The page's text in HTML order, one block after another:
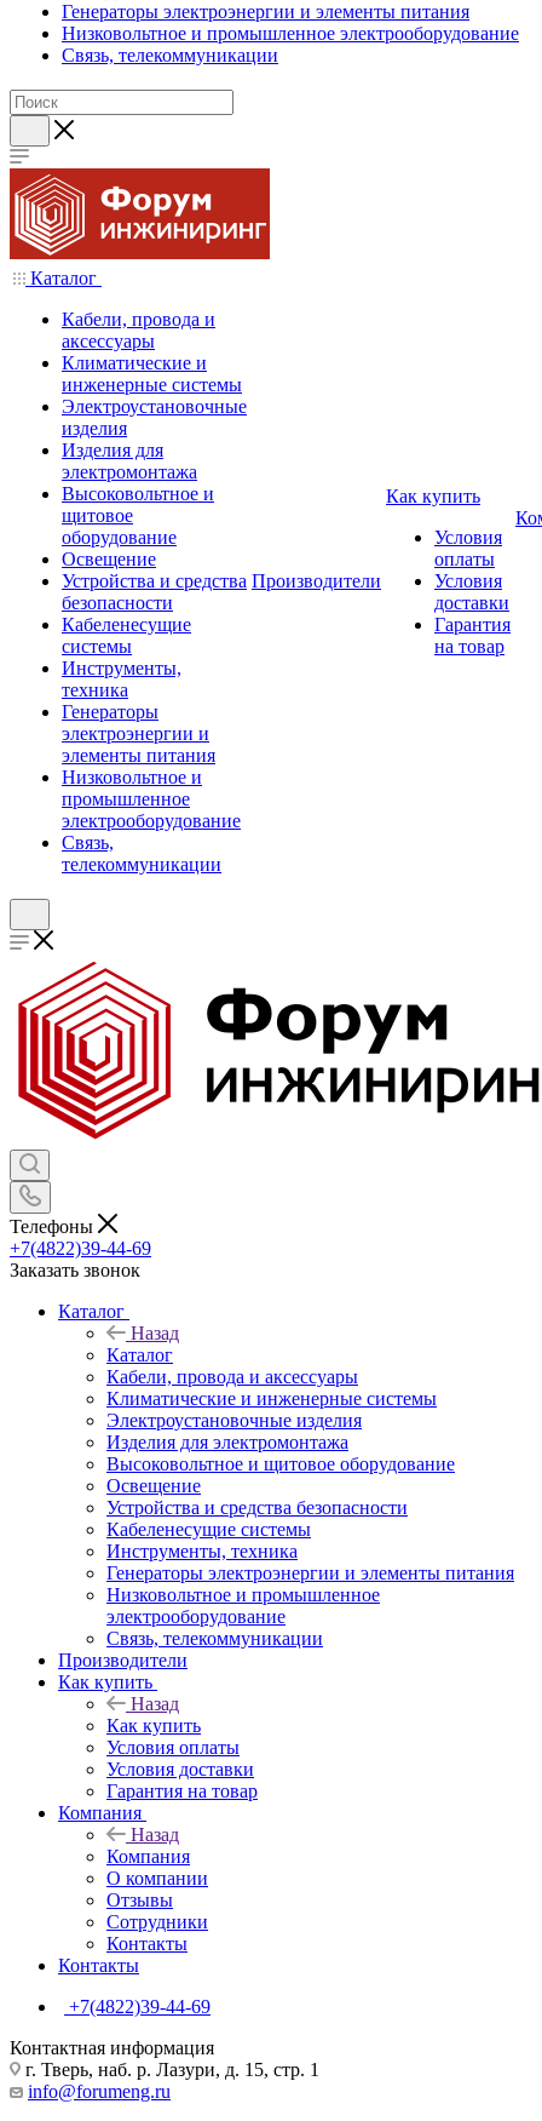
Генераторы электроэнергии и элементы питания
Низковольтное и промышленное электрооборудование
Связь, телекоммуникации
Каталог
Кабели, провода и
аксессуары
Климатические и
инженерные системы
Электроустановочные
изделия
Изделия для
электромонтажа
Высоковольтное и
щитовое
оборудование
Освещение
Устройства и средства
безопасности
Кабеленесущие
системы
Инструменты,
техника
Генераторы
электроэнергии и
элементы питания
Низковольтное и
промышленное
электрооборудование
Связь,
телекоммуникации
Производители
Как купить
Условия
оплаты
Условия
доставки
Гарантия
на товар
Телефоны
+7(4822)39-44-69
Заказать звонок
Каталог
Назад
Каталог
Кабели, провода и аксессуары
Климатические и инженерные системы
Электроустановочные изделия
Изделия для электромонтажа
Высоковольтное и щитовое оборудование
Освещение
Устройства и средства безопасности
Кабеленесущие системы
Инструменты, техника
Генераторы электроэнергии и элементы питания
Низковольтное и промышленное
электрооборудование
Связь, телекоммуникации
Производители
Как купить
Назад
Как купить
Условия оплаты
Условия доставки
Гарантия на товар
Компания
Назад
Компания
О компании
Отзывы
Сотрудники
Контакты
Контакты
+7(4822)39-44-69
Контактная информация
г. Тверь, наб. р. Лазури, д. 15, стр. 1
info@forumeng.ru